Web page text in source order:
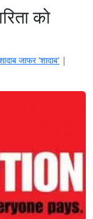
को
जाफर 'शादाब' |